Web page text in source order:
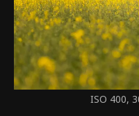
ISO 400,